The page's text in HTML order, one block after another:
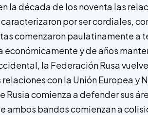
la década de los noventa las
caracterizaron por ser cordiales,
comenzaron paulatinamente a
y de años
la Federación Rusa
con la Unión Europea y
Rusia comienza a defender sus
ambos bandos comienzan a